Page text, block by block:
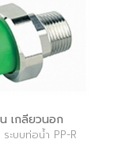
เกลียวนอก
ระบบท่อน้ำ PP-R